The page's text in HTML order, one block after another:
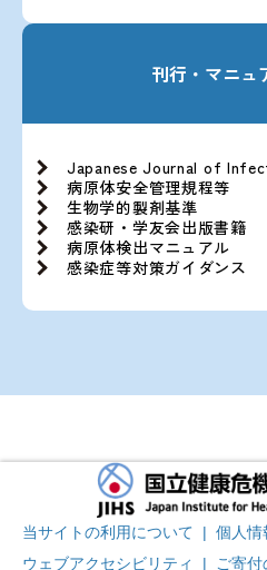
刊行・マニュ
Japanese Journal of
病原体安全管理規程等
生物学的製剤基準
感染研・学友会出版書籍
病原体検出マニュアル
感染症等対策ガイダンス
当サイトの利用について | 個人情
ウェブアクセシビリティ
| ご寄付